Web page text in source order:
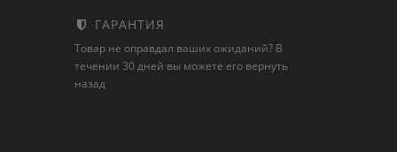
ГАРАНТИЯ
Товар не оправдал ваших ожиданий? В
течении 30 дней вы можете его вернуть
назад